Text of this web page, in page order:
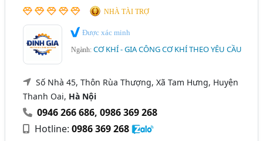
NHÀ TÀI TRỢ
Được xác minh
Ngành:CƠ KHÍ - GIA CÔNG CƠ KHÍ THEO YÊU CẦU
Số Nhà 45, Thôn Rùa Thượng, Xã Tam Hưng, Huyện
Thanh Oai, Hà Nội
0946 266 686,0986 369 268
Hotline:0986 369 268